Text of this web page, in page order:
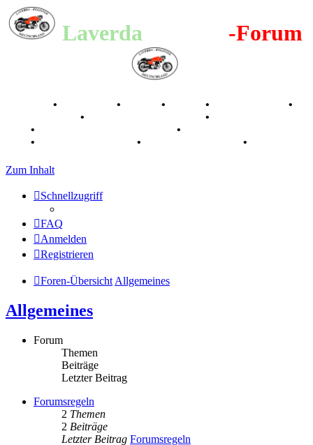
Laverda -Forum
• • • •
•
• •
• •
• • •
Zum Inhalt
Schnellzugriff
FAQ
Anmelden
Registrieren
Foren-Übersicht Allgemeines
Allgemeines
Forum
Themen
Beiträge
Letzter Beitrag
Forumsregeln
2 Themen
2 Beiträge
Letzter Beitrag Forumsregeln